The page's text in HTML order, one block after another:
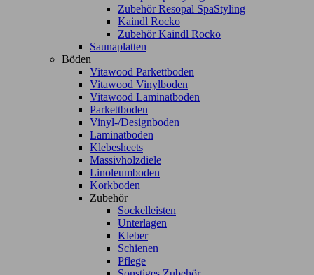
Zubehör Resopal SpaStyling
Kaindl Rocko
Zubehör Kaindl Rocko
Saunaplatten
Böden
Vitawood Parkettboden
Vitawood Vinylboden
Vitawood Laminatboden
Parkettboden
Vinyl-/Designboden
Laminatboden
Klebesheets
Massivholzdiele
Linoleumboden
Korkboden
Zubehör
Sockelleisten
Unterlagen
Kleber
Schienen
Pflege